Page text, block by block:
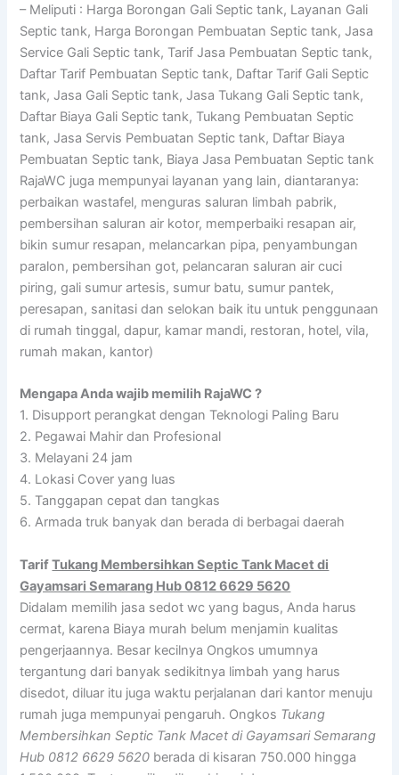
– Meliputi : Harga Borongan Gali Septic tank, Layanan Gali
Septic tank, Harga Borongan Pembuatan Septic tank, Jasa
Service Gali Septic tank, Tarif Jasa Pembuatan Septic tank,
Daftar Tarif Pembuatan Septic tank, Daftar Tarif Gali Septic
tank, Jasa Gali Septic tank, Jasa Tukang Gali Septic tank,
Daftar Biaya Gali Septic tank, Tukang Pembuatan Septic
tank, Jasa Servis Pembuatan Septic tank, Daftar Biaya
Pembuatan Septic tank, Biaya Jasa Pembuatan Septic tank
RajaWC juga mempunyai layanan yang lain, diantaranya:
perbaikan wastafel, menguras saluran limbah pabrik,
pembersihan saluran air kotor, memperbaiki resapan air,
bikin sumur resapan, melancarkan pipa, penyambungan
paralon, pembersihan got, pelancaran saluran air cuci
piring, gali sumur artesis, sumur batu, sumur pantek,
peresapan, sanitasi dan selokan baik itu untuk penggunaan
di rumah tinggal, dapur, kamar mandi, restoran, hotel, vila,
rumah makan, kantor)
Mengapa Anda wajib memilih RajaWC ?
1. Disupport perangkat dengan Teknologi Paling Baru
2. Pegawai Mahir dan Profesional
3. Melayani 24 jam
4. Lokasi Cover yang luas
5. Tanggapan cepat dan tangkas
6. Armada truk banyak dan berada di berbagai daerah
TarifTukang Membersihkan Septic Tank Macet di
Gayamsari Semarang Hub 0812 6629 5620
Didalam memilih jasa sedot wc yang bagus, Anda harus
cermat, karena Biaya murah belum menjamin kualitas
pengerjaannya. Besar kecilnya Ongkos umumnya
tergantung dari banyak sedikitnya limbah yang harus
disedot, diluar itu juga waktu perjalanan dari kantor menuju
rumah juga mempunyai pengaruh. Ongkos Tukang
Membersihkan Septic Tank Macet di Gayamsari Semarang
Hub 0812 6629 5620 berada di kisaran 750.000 hingga